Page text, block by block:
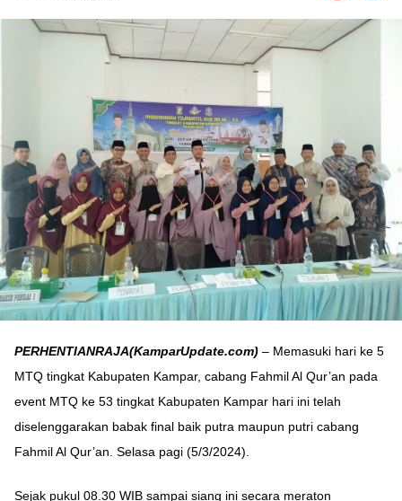
PERHENTIANRAJA(KamparUpdate.com) – Memasuki hari ke 5
MTQ tingkat Kabupaten Kampar, cabang Fahmil Al Qur’an pada
event MTQ ke 53 tingkat Kabupaten Kampar hari ini telah
diselenggarakan babak final baik putra maupun putri cabang
Fahmil Al Qur’an. Selasa pagi (5/3/2024).
Sejak pukul 08.30 WIB sampai siang ini secara meraton